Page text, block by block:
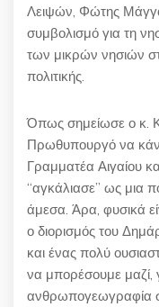
Λειψών, Φώτης
συμβολισμό για τη
των μικρών νησιών
πολιτικής.
Όπως σημείωσε ο κ.
Πρωθυπουργό να
Γραμματέα Αιγαίου
“αγκάλιασε” ως μια
άμεσα. Άρα, φυσικά
ο διορισμός του
και ένας πολύ
να μπορέσουμε μαζί,
ανθρωπογεωγραφία